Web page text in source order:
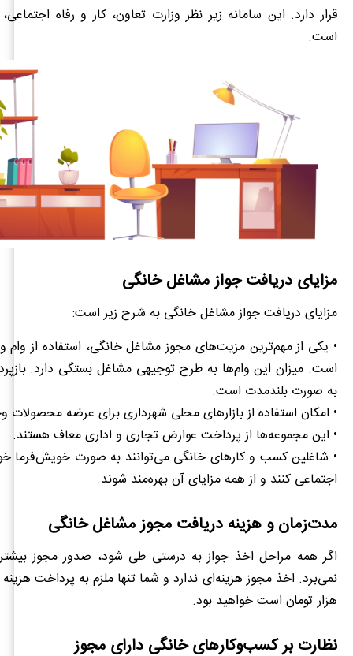
قرار دارد. این سامانه زیر نظر وزارت تعاون، کار و رفاه
است.
مزایای دریافت جواز مشاغل خانگی
مزایای دریافت جواز مشاغل خانگی به شرح زیر است:
• یکی از مهم‌ترین مزیت‌های مجوز مشاغل خانگی، استفاده از وام
است. میزان این وام‌ها به طرح توجیهی مشاغل بستگی دارد.
به صورت بلندمدت است.
• امکان استفاده از بازارهای محلی شهرداری برای عرضه محصولات
• این مجموعه‌ها از پرداخت عوارض تجاری و اداری معاف هستند.
• شاغلین کسب و کارهای خانگی می‌توانند به صورت خویش‌فرما
اجتماعی کنند و از همه مزایای آن بهره‌مند شوند.
مدت‌زمان و هزینه دریافت مجوز مشاغل خانگی
اگر همه مراحل اخذ جواز به درستی طی شود، صدور مجوز بیشتر
هزار تومان است خواهید بود.
نظارت بر کسب‌وکارهای خانگی دارای مجوز